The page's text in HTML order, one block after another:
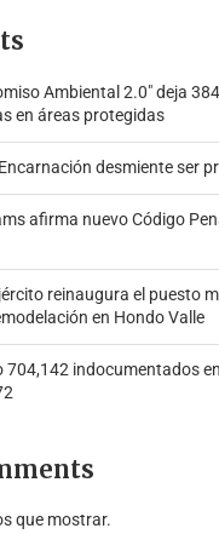
Ambiental 2.0″ deja
en áreas protegidas
desmiente ser
afirma nuevo Código
reinaugura el puesto
en Hondo Valle
704,142 indocumentados
que mostrar.